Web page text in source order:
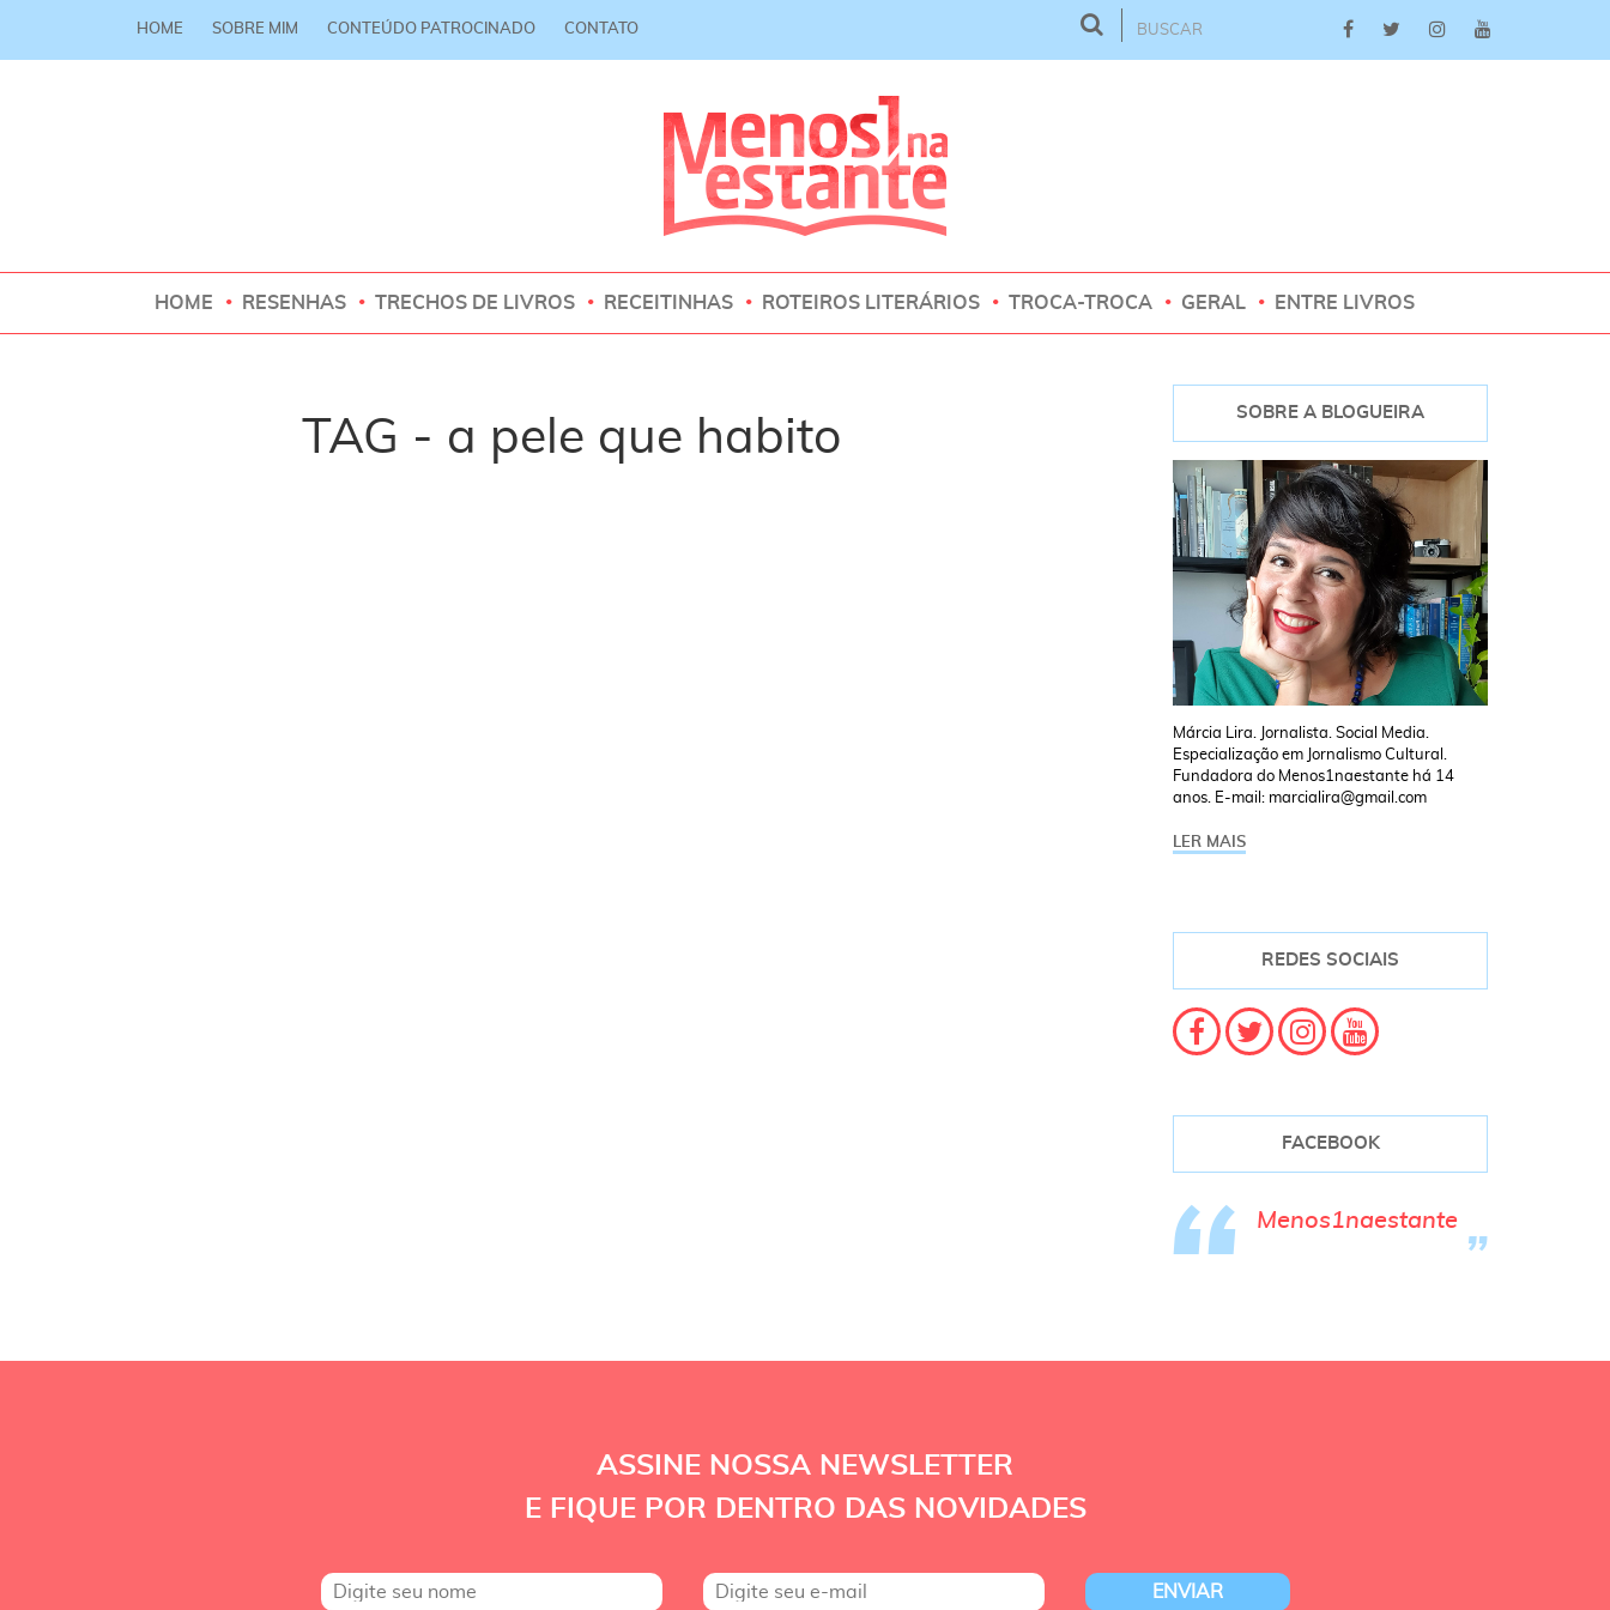
HOME SOBRE MIM CONTEÚDO PATROCINADO CONTATO
HOME RESENHAS TRECHOS DE LIVROS RECEITINHAS ROTEIROS LITERÁRIOS TROCA-TROCA GERAL ENTRE LIVROS
TAG - a pele que habito
SOBRE A BLOGUEIRA
Márcia Lira. Jornalista. Social Media.
Especialização em Jornalismo Cultural.
Fundadora do Menos1naestante há 14
anos. E-mail: marcialira@gmail.com
LER MAIS
REDES SOCIAIS
FACEBOOK
Menos1naestante
ASSINE NOSSA NEWSLETTER
E FIQUE POR DENTRO DAS NOVIDADES